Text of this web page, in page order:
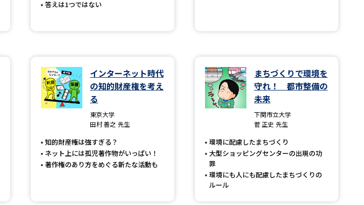
験情報リンク
答えは1つではない
インターネット時代
の知的財産権を考え
る
東京大学
田村 善之 先生
知的財産権は強すぎる？
ネット上には孤児著作物がいっぱい！
著作権のあり方をめぐる新たな活動も
まちづくりで環境を
守れ！ 都市整備の
未来
下関市立大学
菅 正史 先生
環境に配慮したまちづくり
大型ショッピングセンターの出現の功
罪
環境にも人にも配慮したまちづくりの
ルール